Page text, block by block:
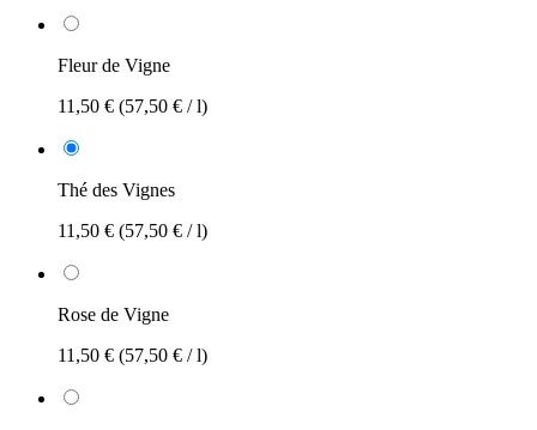
Fleur de Vigne
11,50 € (57,50 € / l)
Thé des Vignes
11,50 € (57,50 € / l)
Rose de Vigne
11,50 € (57,50 € / l)